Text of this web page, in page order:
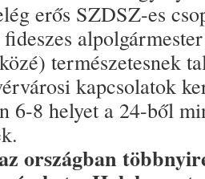
erős SZDSZ-es
természetesnek
kapcsolatok
6-8 helyet a 24-ből
országban